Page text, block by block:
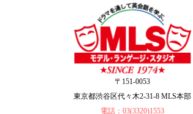
〒151-0053
東京都渋谷区代々木2-31-8 MLS本部
電話：03(3320)1553